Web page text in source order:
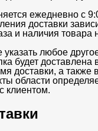
ежедневно с
доставки
и наличия товара
любое
будет
доставки, а также
области
клиентом.